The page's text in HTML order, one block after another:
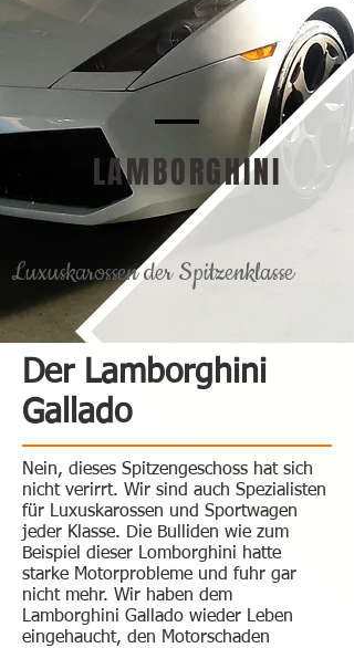
LAMBORGHINI
Luxuskarossen der Spitzenklasse
Der Lamborghini
Gallado
Nein, dieses Spitzengeschoss hat sich
nicht verirrt. Wir sind auch Spezialisten
für Luxuskarossen und Sportwagen
jeder Klasse. Die Bulliden wie zum
Beispiel dieser Lomborghini hatte
starke Motorprobleme und fuhr gar
nicht mehr. Wir haben dem
Lamborghini Gallado wieder Leben
eingehaucht, den Motorschaden